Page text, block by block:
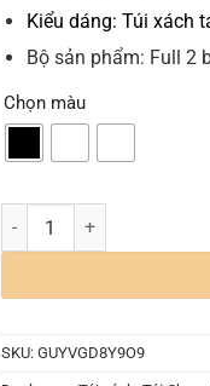
Kiểu dáng: Túi xách
Bộ sản phẩm: Full 2
Chọn màu
Túi Chanel Baby Pink
SKU: GUYVGD8Y9O9